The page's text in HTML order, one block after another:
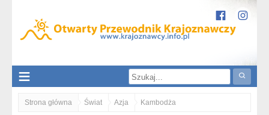
Strona główna Świat Azja Kambodża